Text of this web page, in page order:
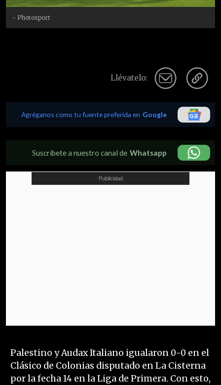
- Photosport
Llévatelo:
Agréganos como tu fuente preferida en Google
Suscríbete a nuestro canal de Whatsapp
Palestino y Audax Italiano igualaron 0-0 en el
Clásico de Colonias disputado en La Cisterna
por la fecha 14 en la Liga de Primera. Con esto,